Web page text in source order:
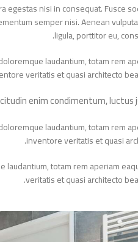
egestas nisi in consequat. Fusce
semper nisi. Aenean
ligula, porttitor eu,
laudantium, totam rem
veritatis et quasi architecto
enim condimentum,
laudantium, totam rem
inventore veritatis et quasi
laudantium, totam rem aperiam
veritatis et quasi architecto